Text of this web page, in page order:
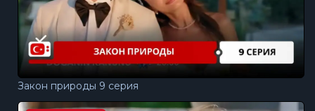
Закон природы 9 серия